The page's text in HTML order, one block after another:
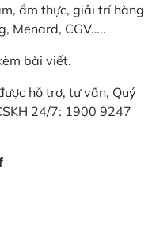
ẩm thực, giải trí hàng
Menard, CGV…..
bài viết.
hỗ trợ, tư vấn, Quý
24/7: 1900 9247